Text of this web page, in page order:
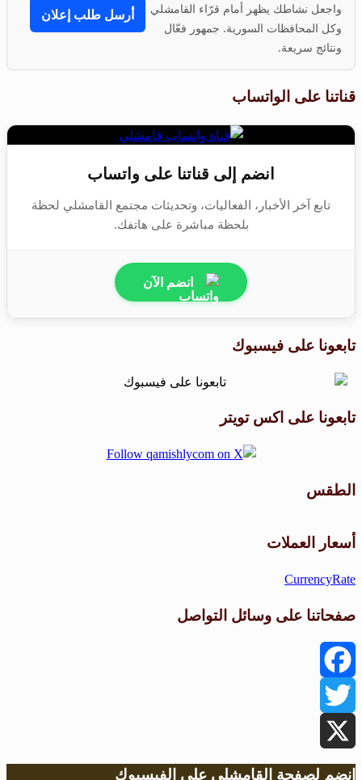
واجعل نشاطك يظهر أمام قرّاء القامشلي
وكل المحافظات السورية. جمهور فعّال
ونتائج سريعة.
أرسل طلب إعلان
قناتنا على الواتساب
انضم إلى قناتنا على واتساب
تابع آخر الأخبار، الفعاليات، وتحديثات مجتمع القامشلي لحظة
بلحظة مباشرة على هاتفك.
انضم الآن
تابعونا على فيسبوك
تابعونا على اكس تويتر
الطقس
أسعار العملات
CurrencyRate
صفحاتنا على وسائل التواصل
Facebook
Twitter
X
انضم لصفحة القامشلي على الفيسبوك